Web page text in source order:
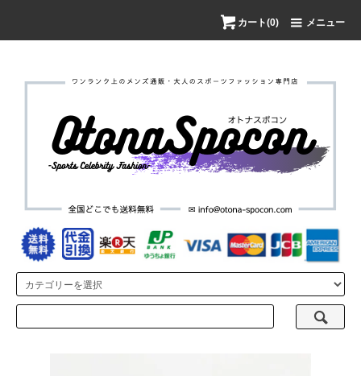
カート(0) メニュー